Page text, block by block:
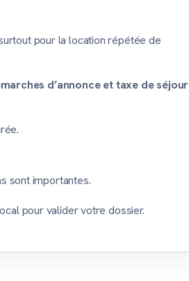
pour la location répétée de
d’annonce et taxe de séjour
sont importantes.
pour valider votre dossier.